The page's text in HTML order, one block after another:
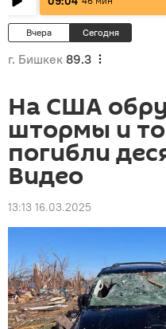
Вчера Сегодня
г. Бишкек 89.3
На США
штормы и
погибли
Видео
13:13 16.03.2025